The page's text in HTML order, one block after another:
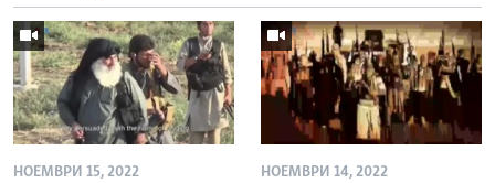
НОЕМВРИ 15, 2022 НОЕМВРИ 14, 2022